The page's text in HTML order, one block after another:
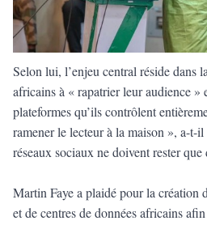
Selon lui, l’enjeu central réside dans
africains à « rapatrier leur audience »
plateformes qu’ils contrôlent
ramener le lecteur à la maison », a-t-
réseaux sociaux ne doivent rester que
Martin Faye a plaidé pour la création
et de centres de données africains